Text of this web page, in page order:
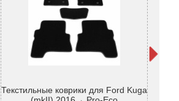
Текстильные коврики для Ford Kuga